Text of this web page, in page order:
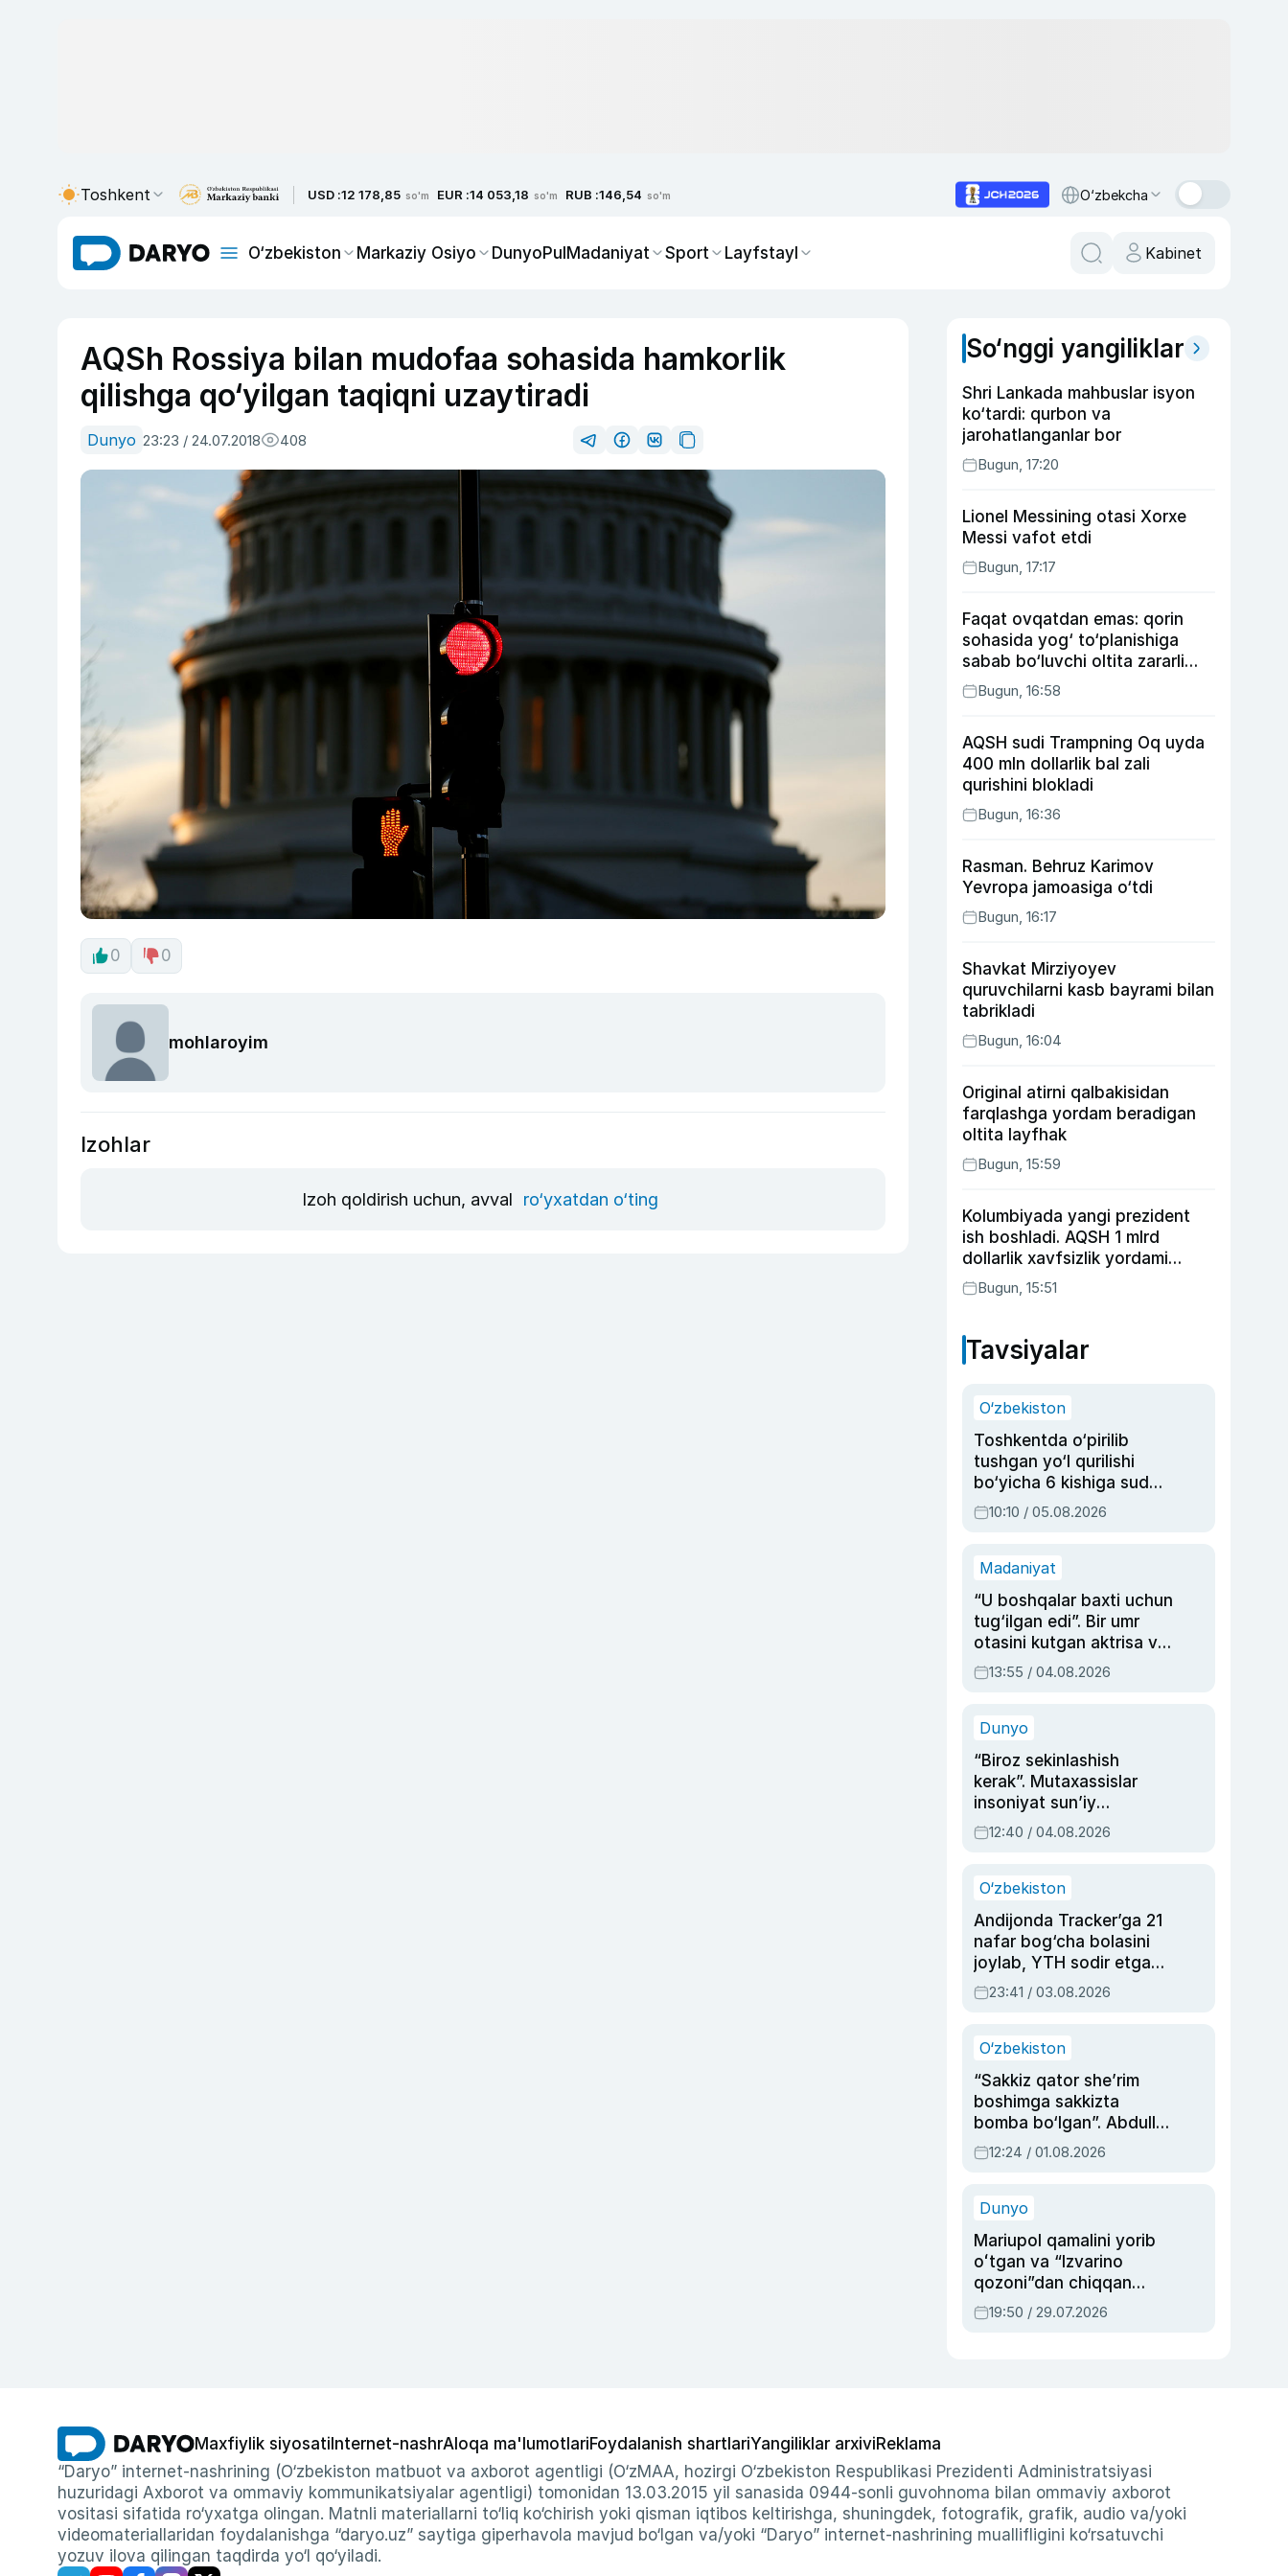
Toshkent USD :12 178,85 so'm EUR :14 053,18 so'm RUB :146,54 so'm O‘zbekcha
O‘zbekiston Markaziy Osiyo DunyoPulMadaniyat Sport Layfstayl Kabinet
AQSh Rossiya bilan mudofaa sohasida hamkorlik
qilishga qo‘yilgan taqiqni uzaytiradi
Dunyo 23:23 / 24.07.2018 408
0 0
mohlaroyim
Izohlar
Izoh qoldirish uchun, avval ro‘yxatdan o‘ting
So‘nggi yangiliklar
Shri Lankada mahbuslar isyon
ko‘tardi: qurbon va
jarohatlanganlar bor
Bugun, 17:20
Lionel Messining otasi Xorxe
Messi vafot etdi
Bugun, 17:17
Faqat ovqatdan emas: qorin
sohasida yog‘ to‘planishiga
sabab bo‘luvchi oltita zararli
odatBugun, 16:58
AQSH sudi Trampning Oq uyda
400 mln dollarlik bal zali
qurishini blokladi
Bugun, 16:36
Rasman. Behruz Karimov
Yevropa jamoasiga o‘tdi
Bugun, 16:17
Shavkat Mirziyoyev
quruvchilarni kasb bayrami bilan
tabrikladi
Bugun, 16:04
Original atirni qalbakisidan
farqlashga yordam beradigan
oltita layfhak
Bugun, 15:59
Kolumbiyada yangi prezident
ish boshladi. AQSH 1 mlrd
dollarlik xavfsizlik yordami
bermoqchi
Bugun, 15:51
Tavsiyalar
O‘zbekiston
Toshkentda o‘pirilib
tushgan yo‘l qurilishi
bo‘yicha 6 kishiga sud
hukmi o‘qildi
10:10 / 05.08.2026
Madaniyat
“U boshqalar baxti uchun
tug‘ilgan edi”. Bir umr
otasini kutgan aktrisa va
dublyaj ustasi Rimma
Ahmedovaning
13:55 / 04.08.2026
Dunyo
“Biroz sekinlashish
kerak”. Mutaxassislar
insoniyat sun’iy
intellektni boshqara
olmay qolishidan xavotir
12:40 / 04.08.2026
O‘zbekiston
Andijonda Tracker’ga 21
nafar bog‘cha bolasini
joylab, YTH sodir etgan
ayolga sud hukmi o‘qildi
23:41 / 03.08.2026
O‘zbekiston
“Sakkiz qator she’rim
boshimga sakkizta
bomba bo‘lgan”. Abdulla
Oripovni siyosiy
ayblovlardan asrab
12:24 / 01.08.2026
Dunyo
Mariupol qamalini yorib
oʻtgan va “Izvarino
qozoni”dan chiqqan
qahramon — Ukraina
armiyasi bosh
19:50 / 29.07.2026
Maxfiylik siyosati Internet-nashrAloqa ma'lumotlariFoydalanish shartlariYangiliklar arxiviReklama
“Daryo” internet-nashrining (O‘zbekiston matbuot va axborot agentligi (O‘zMAA, hozirgi O‘zbekiston Respublikasi Prezidenti Administratsiyasi
huzuridagi Axborot va ommaviy kommunikatsiyalar agentligi) tomonidan 13.03.2015 yil sanasida 0944-sonli guvohnoma bilan ommaviy axborot
vositasi sifatida ro‘yxatga olingan. Matnli materiallarni to‘liq ko‘chirish yoki qisman iqtibos keltirishga, shuningdek, fotografik, grafik, audio va/yoki
videomateriallaridan foydalanishga “daryo.uz” saytiga giperhavola mavjud bo‘lgan va/yoki “Daryo” internet-nashrining muallifligini ko‘rsatuvchi
yozuv ilova qilingan taqdirda yo‘l qo‘yiladi.